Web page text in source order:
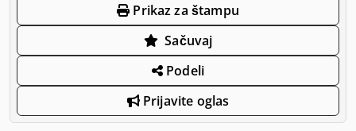
Prikaz za štampu
Sačuvaj
Podeli
Prijavite oglas